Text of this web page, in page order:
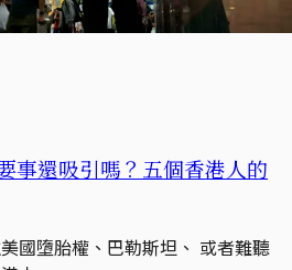
事還吸引嗎？五個香港人的
國墮胎權、巴勒斯坦、 或者難聽